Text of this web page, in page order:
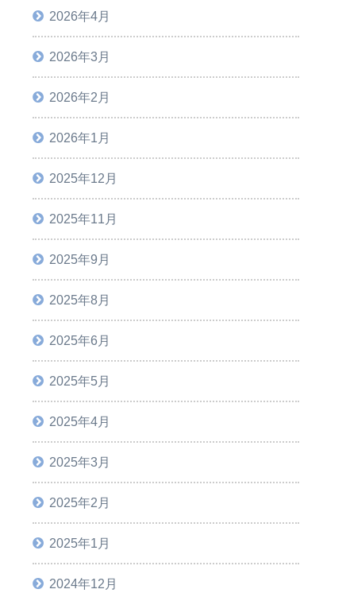
2026年4月
2026年3月
2026年2月
2026年1月
2025年12月
2025年11月
2025年9月
2025年8月
2025年6月
2025年5月
2025年4月
2025年3月
2025年2月
2025年1月
2024年12月